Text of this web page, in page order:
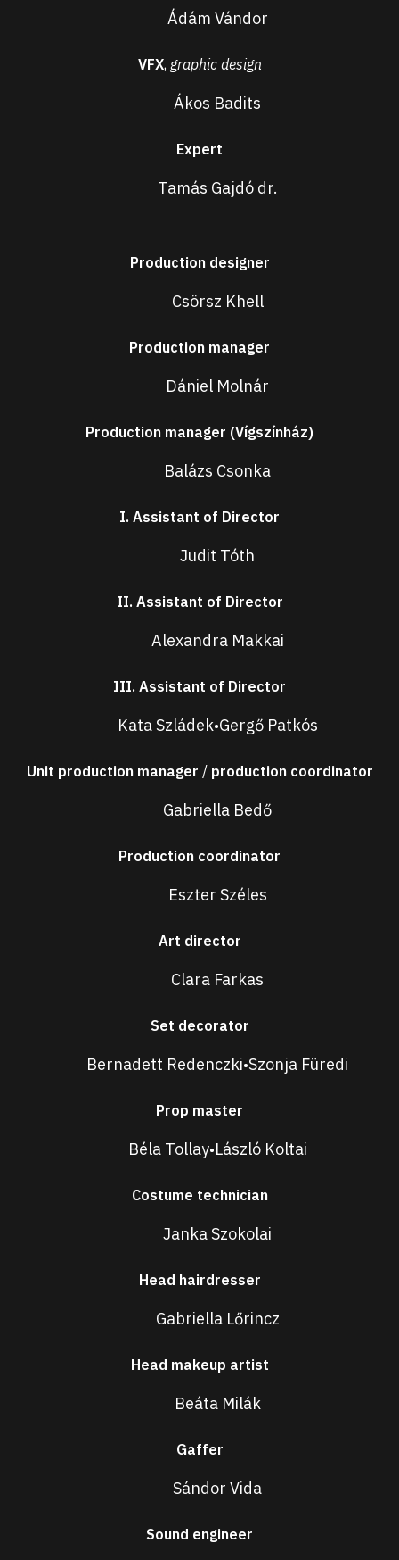
Ádám Vándor
VFX, graphic design
Ákos Badits
Expert
Tamás Gajdó dr.
Production designer
Csörsz Khell
Production manager
Dániel Molnár
Production manager (Vígszínház)
Balázs Csonka
I. Assistant of Director
Judit Tóth
II. Assistant of Director
Alexandra Makkai
III. Assistant of Director
Kata Szládek•Gergő Patkós
Unit production manager / production coordinator
Gabriella Bedő
Production coordinator
Eszter Széles
Art director
Clara Farkas
Set decorator
Bernadett Redenczki•Szonja Füredi
Prop master
Béla Tollay•László Koltai
Costume technician
Janka Szokolai
Head hairdresser
Gabriella Lőrincz
Head makeup artist
Beáta Milák
Gaffer
Sándor Vida
Sound engineer